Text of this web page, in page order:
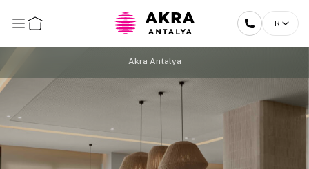
TR
Akra Antalya